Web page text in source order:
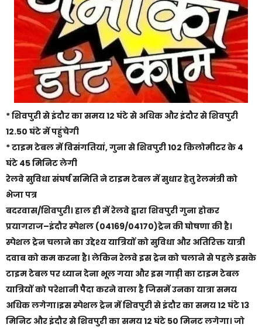
* शिवपुरी से इंदौर का समय 12 घंटे से अधिक और इंदौर से शिवपुरी
12.50 घंटे में पहुंचेगी
* टाइम टेबल में विसंगतियां, गुना से शिवपुरी 102 किलोमीटर के 4
घंटे 45 मिनिट लेगी
रेलवे सुविधा संघर्ष समिति ने टाइम टेबल में सुधार हेतु रेलमंत्री को
भेजा पत्र
बदरवास/शिवपुरी। हाल ही में रेलवे द्वारा शिवपुरी गुना होकर
प्रयागराज–इंदौर स्पेशल (04169/04170)ट्रेन की घोषणा की है।
स्पेशल ट्रेन चलाने का उद्देश्य यात्रियों को सुविधा और अतिरिक्त यात्री
दवाब को कम करना है। लेकिन रेलवे इस ट्रेन को चलाने से पहले इसके
टाइम टेबल पर ध्यान देना भूल गया और इस गाड़ी का टाइम टेबल
यात्रियों को परेशानी पैदा करने वाला है जिसमें उनका यात्रा समय
अधिक लगेगा।इस स्पेशल ट्रेन में शिवपुरी से इंदौर का समय 12 घंटे 13
मिनिट और इंदौर से शिवपुरी का समय 12 घंटे 50 मिनट लगेगा। जो